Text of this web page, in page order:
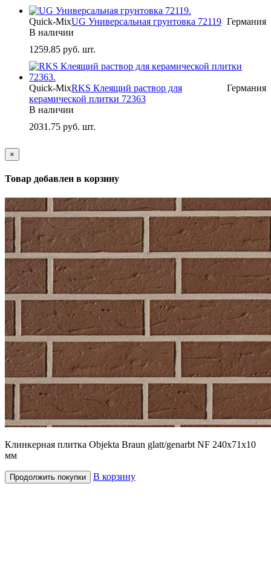
Quick-Mix Германия
UG Универсальная грунтовка 72119
В наличии
1259.85 руб. шт.
Quick-Mix Германия
RKS Клеящий раствор для
керамической плитки 72363
В наличии
2031.75 руб. шт.
×
Товар добавлен в корзину
Клинкерная плитка Objekta Braun glatt/genarbt NF 240x71x10
мм
Продолжить покупки В корзину